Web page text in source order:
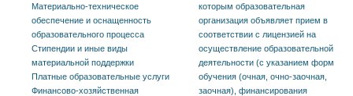
Материально-техническое
обеспечение и оснащенность
образовательного процесса
Стипендии и иные виды
материальной поддержки
Платные образовательные услуги
Финансово-хозяйственная
которым образовательная
организация объявляет прием в
соответствии с лицензией на
осуществление образовательной
деятельности (с указанием форм
обучения (очная, очно-заочная,
заочная), финансирования